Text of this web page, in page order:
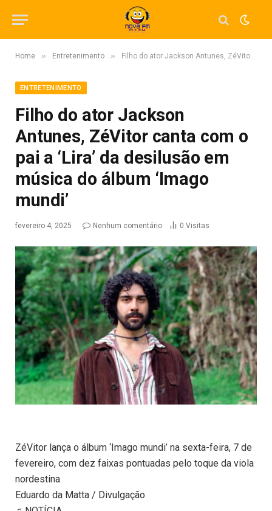
Home » Entretenimento » Filho do ator Jackson Antunes, ZéVitor canta com o pai a ‘Lira’ da desilusão em música do álbum ‘Imago mundi’
ENTRETENIMENTO
Filho do ator Jackson
Antunes, ZéVitor canta com o
pai a ‘Lira’ da desilusão em
música do álbum ‘Imago
mundi’
fevereiro 4, 2025 Nenhum comentário 0 Visitas
ZéVitor lança o álbum ‘Imago mundi’ na sexta-feira, 7 de
fevereiro, com dez faixas pontuadas pelo toque da viola
nordestina
Eduardo da Matta / Divulgação